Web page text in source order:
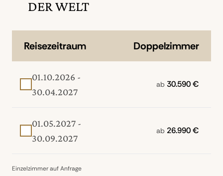
DER WELT
Reisezeitraum Doppelzimmer
01.10.2026 -
30.04.2027
ab 30.590 €
01.05.2027 -
30.09.2027
ab 26.990 €
Einzelzimmer auf Anfrage